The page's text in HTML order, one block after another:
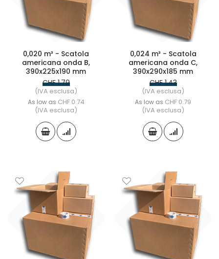
0,020 m³ - Scatola
americana onda B,
390x225x190 mm
CHF 1.79
(IVA esclusa)
As low as CHF 0.74
(IVA esclusa)
0,024 m³ - Scatola
americana onda C,
390x290x185 mm
CHF 1.43
(IVA esclusa)
As low as CHF 0.79
(IVA esclusa)